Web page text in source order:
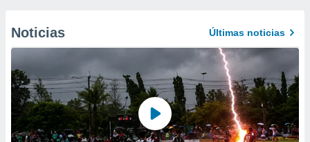
Noticias Últimas noticias